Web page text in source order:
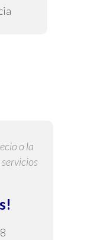
o la